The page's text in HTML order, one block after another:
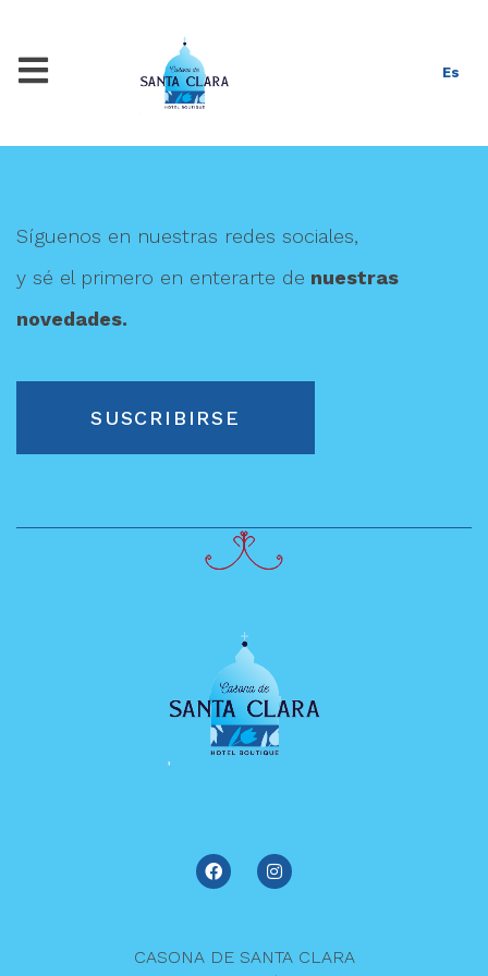
Es
Síguenos en nuestras redes sociales,
y sé el primero en enterarte de nuestras
novedades.
SUSCRIBIRSE
CASONA DE SANTA CLARA